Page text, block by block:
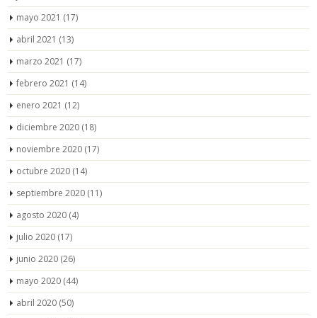
mayo 2021 (17)
abril 2021 (13)
marzo 2021 (17)
febrero 2021 (14)
enero 2021 (12)
diciembre 2020 (18)
noviembre 2020 (17)
octubre 2020 (14)
septiembre 2020 (11)
agosto 2020 (4)
julio 2020 (17)
junio 2020 (26)
mayo 2020 (44)
abril 2020 (50)